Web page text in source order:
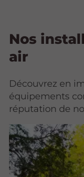
Nos
air
Découvrez en
équipements
réputation de